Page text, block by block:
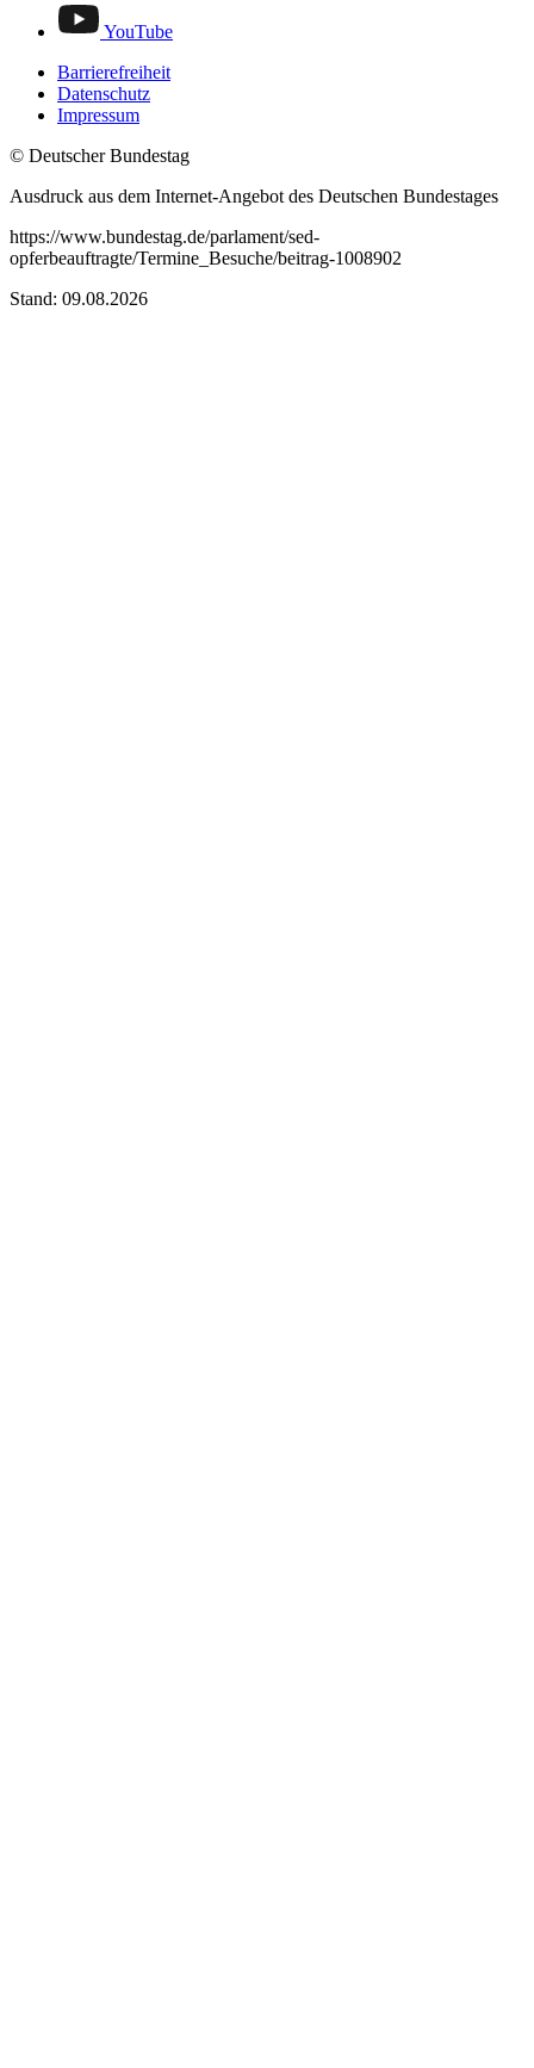
YouTube
Barrierefreiheit
Datenschutz
Impressum
© Deutscher Bundestag
Ausdruck aus dem Internet-Angebot des Deutschen Bundestages
https://www.bundestag.de/parlament/sed-
opferbeauftragte/Termine_Besuche/beitrag-1008902
Stand: 09.08.2026